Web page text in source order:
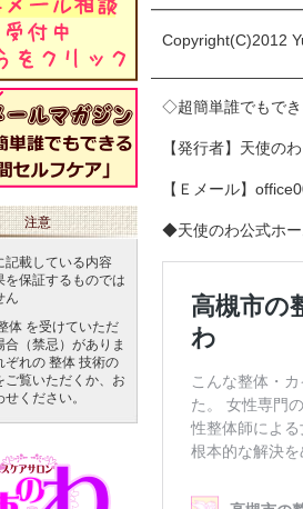
Copyright(C)2012
◇超簡単誰でもで
【発行者】天使の
【Ｅメール】
◆天使のわ公式ホー
注意
記載している内容
を保証するものでは
ん
体 を受けていただ
合（禁忌）がありま
ぞれの 整体 技術の
ご覧いただくか、お
ください。